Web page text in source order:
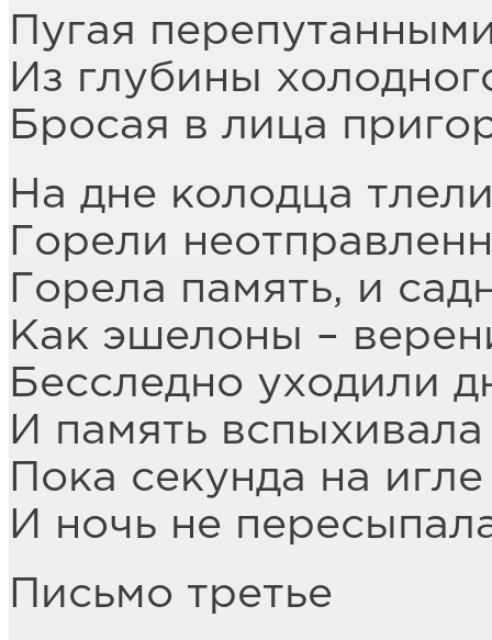
Пугая
Из глубины
Бросая в лица
На дне колодца
Горели
Горела память, и
Как эшелоны –
Бесследно уходили
И память
Пока секунда на
И ночь не
Письмо третье